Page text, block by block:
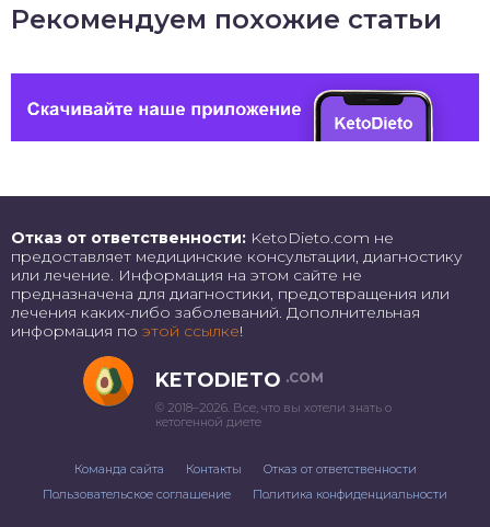
Рекомендуем похожие статьи
Отказ от ответственности: KetoDieto.com не
предоставляет медицинские консультации, диагностику
или лечение. Информация на этом сайте не
предназначена для диагностики, предотвращения или
лечения каких-либо заболеваний. Дополнительная
информация по этой ссылке!
KETODIETO .COM
© 2018–2026. Все, что вы хотели знать о
кетогенной диете
Команда сайта Контакты
Отказ от ответственности
Пользовательское соглашение
Политика конфиденциальности